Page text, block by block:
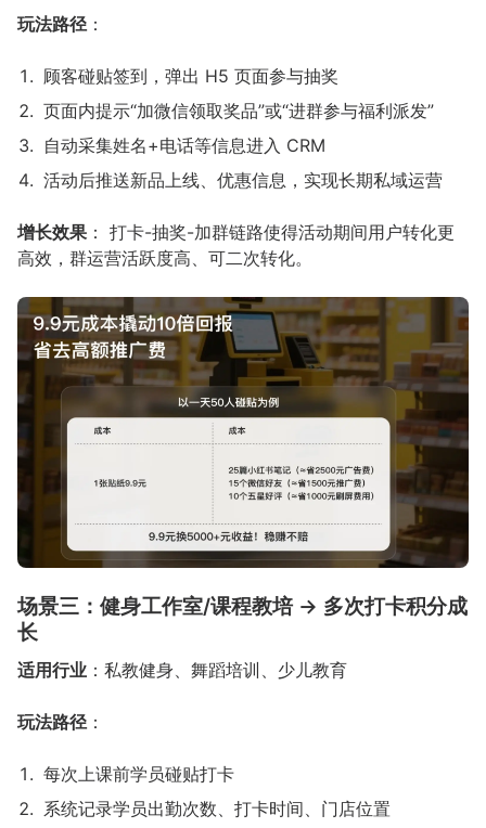
玩法路径：
顾客碰贴签到，弹出 H5 页面参与抽奖
页面内提示“加微信领取奖品”或“进群参与福利派发”
自动采集姓名+电话等信息进入 CRM
活动后推送新品上线、优惠信息，实现长期私域运营
增长效果 ： 打卡-抽奖-加群链路使得活动期间用户转化更
高效，群运营活跃度高、可二次转化。
场景三：健身工作室/课程教培 → 多次打卡积分成
长
适用行业 ：私教健身、舞蹈培训、少儿教育
玩法路径 ：
每次上课前学员碰贴打卡
系统记录学员出勤次数、打卡时间、门店位置